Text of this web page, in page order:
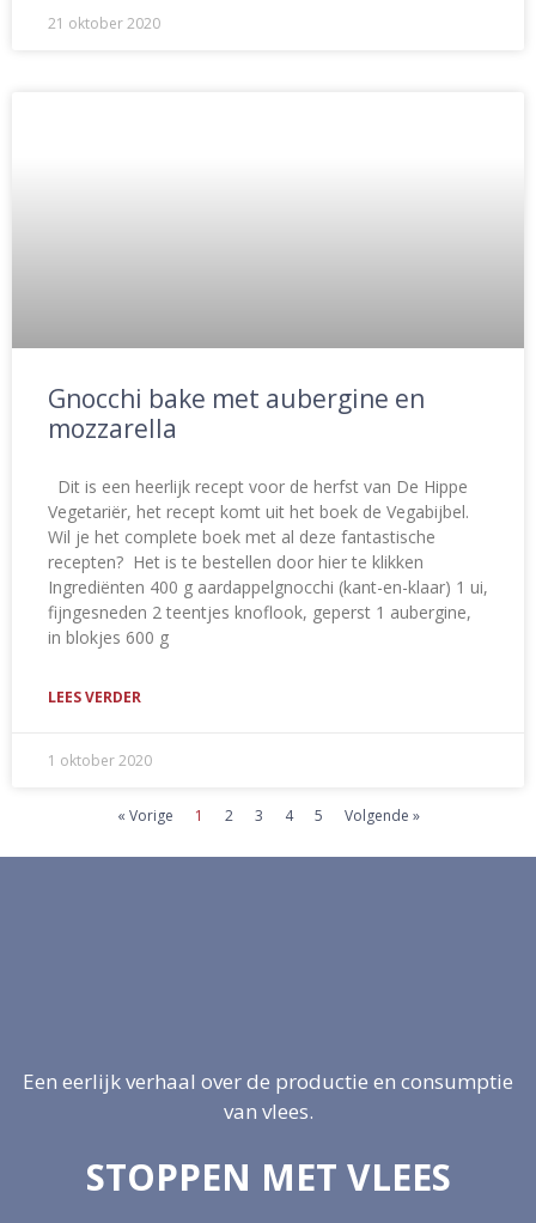
21 oktober 2020
Gnocchi bake met aubergine en
mozzarella
Dit is een heerlijk recept voor de herfst van De Hippe
Vegetariër, het recept komt uit het boek de Vegabijbel.
Wil je het complete boek met al deze fantastische
recepten? Het is te bestellen door hier te klikken
Ingrediënten 400 g aardappelgnocchi (kant-en-klaar) 1 ui,
fijngesneden 2 teentjes knoflook, geperst 1 aubergine,
in blokjes 600 g
LEES VERDER
1 oktober 2020
« Vorige 1 2 3 4 5 Volgende »
Een eerlijk verhaal over de productie en consumptie
van vlees.
STOPPEN MET VLEES